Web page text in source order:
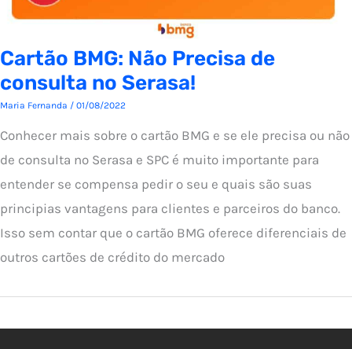
Cartão BMG: Não Precisa de
consulta no Serasa!
Maria Fernanda / 01/08/2022
Conhecer mais sobre o cartão BMG e se ele precisa ou não
de consulta no Serasa e SPC é muito importante para
entender se compensa pedir o seu e quais são suas
principias vantagens para clientes e parceiros do banco.
Isso sem contar que o cartão BMG oferece diferenciais de
outros cartões de crédito do mercado